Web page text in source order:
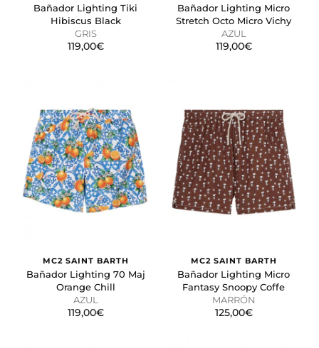
Bañador Lighting Tiki
Hibiscus Black
GRIS
119,00€
Bañador Lighting Micro
Stretch Octo Micro Vichy
AZUL
119,00€
MC2 SAINT BARTH
Bañador Lighting 70 Maj
Orange Chill
AZUL
119,00€
MC2 SAINT BARTH
Bañador Lighting Micro
Fantasy Snoopy Coffe
MARRÓN
125,00€